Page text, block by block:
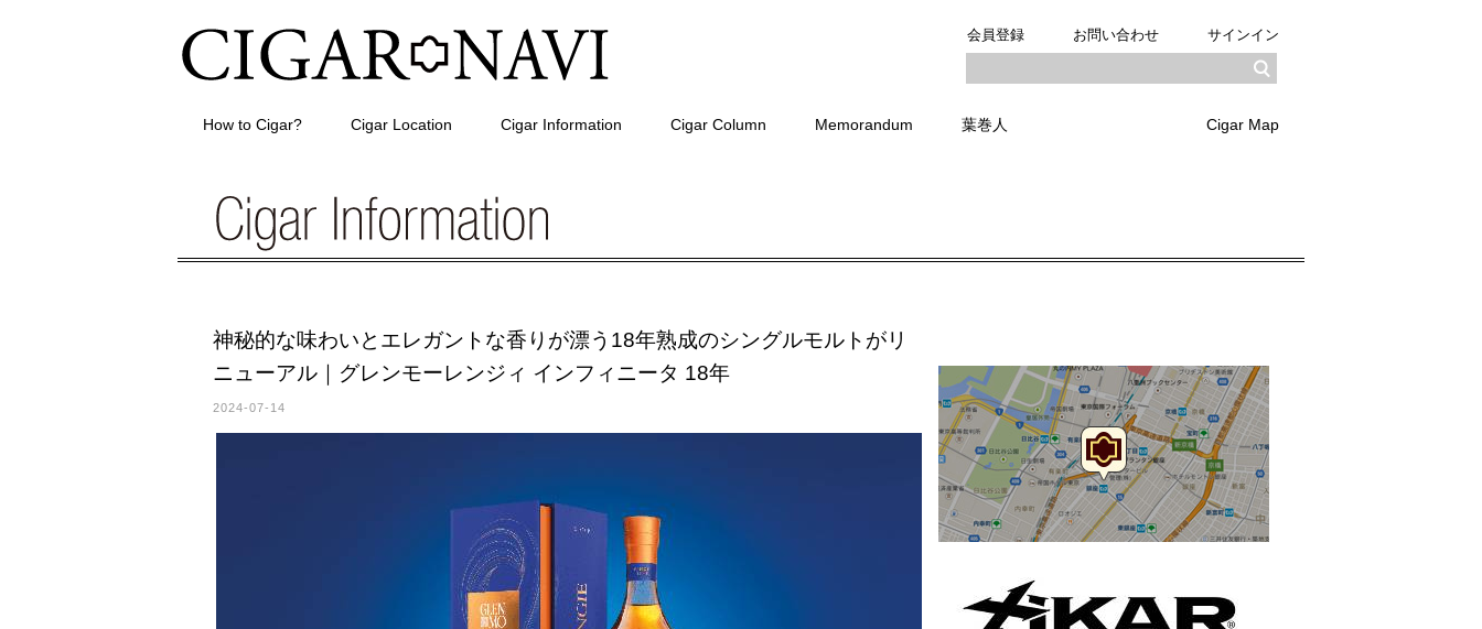
会員登録 お問い合わせ サインイン
How to Cigar? Cigar Location Cigar Information Cigar Column Memorandum 葉巻人 Cigar Map
神秘的な味わいとエレガントな香りが漂う18年熟成のシングルモルトがリ
ニューアル｜グレンモーレンジィ インフィニータ 18年
2024-07-14